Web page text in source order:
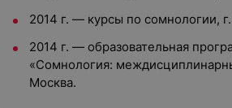
2014 г. — курсы по сомнологии,
2014 г. — образовательная
«Сомнология:
Москва.